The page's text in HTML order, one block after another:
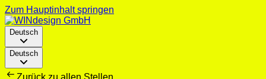
Zum Hauptinhalt springen
Deutsch
Deutsch
Zurück zu allen Stellen